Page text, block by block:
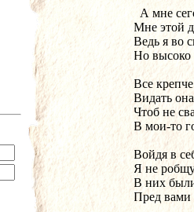
Все